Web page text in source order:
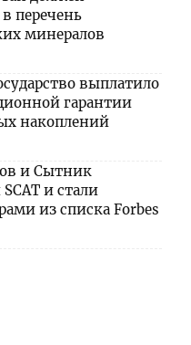
перечень
минералов
выплатило
гарантии
накоплений
и Сытник
и стали
из списка Forbes